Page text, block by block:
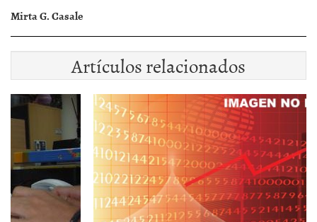
Mirta G. Casale
Artículos relacionados